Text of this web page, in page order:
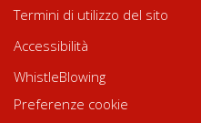
Termini di utilizzo del sito
Accessibilità
WhistleBlowing
Preferenze cookie